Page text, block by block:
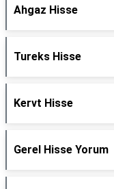
Ahgaz Hisse
Tureks Hisse
Kervt Hisse
Gerel Hisse Yorum